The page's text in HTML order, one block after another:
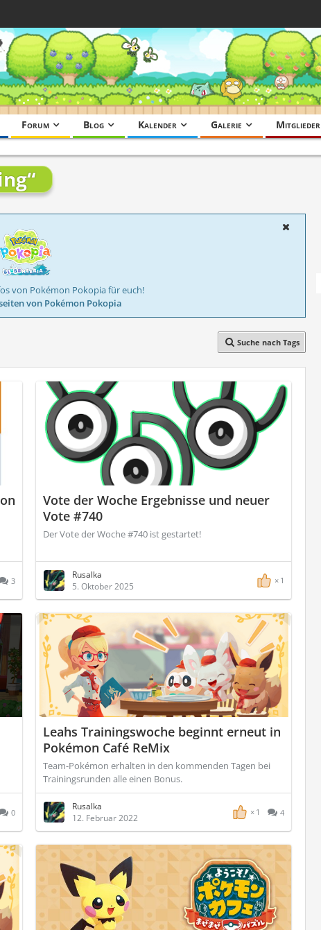
Forum Blog Kalender Galerie Mitglieder
von Pokémon Pokopia für euch!
von Pokémon Pokopia
Suche nach Tags
3
Vote der Woche Ergebnisse und neuer
Vote #740
Der Vote der Woche #740 ist gestartet!
Rusalka
5. Oktober 2025
1
0
Leahs Trainingswoche beginnt erneut in
Pokémon Café ReMix
Team-Pokémon erhalten in den kommenden Tagen bei
Trainingsrunden alle einen Bonus.
Rusalka
12. Februar 2022
1 4